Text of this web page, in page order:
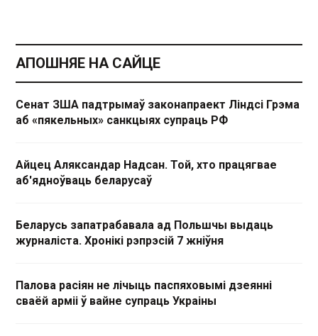
АПОШНЯЕ НА САЙЦЕ
Сенат ЗША падтрымаў законапраект Ліндсі Грэма
аб «пякельных» санкцыях супраць РФ
Айцец Аляксандар Надсан. Той, хто працягвае
аб'ядноўваць беларусаў
Беларусь запатрабавала ад Польшчы выдаць
журналіста. Хронікі рэпрэсій 7 жніўня
Палова расіян не лічыць паспяховымі дзеянні
сваёй арміі ў вайне супраць Украіны